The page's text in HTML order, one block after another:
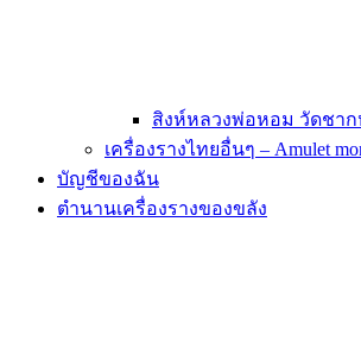
สิงห์หลวงพ่อหอม วัดชาก
เครื่องรางไทยอื่นๆ – Amulet
บัญชีของฉัน
ตำนานเครื่องรางของขลัง